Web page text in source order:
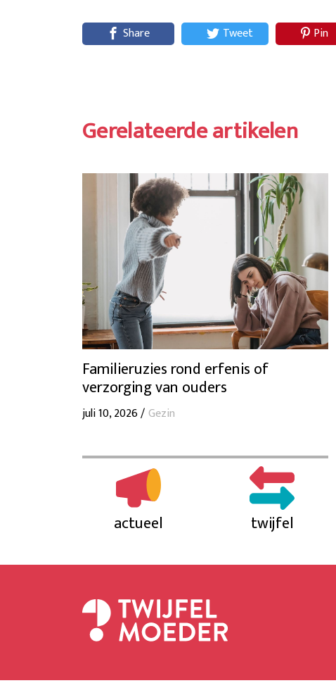
Share Tweet Pin
Gerelateerde artikelen
Familieruzies rond erfenis of
verzorging van ouders
juli 10, 2026 /Gezin
actueel twijfel